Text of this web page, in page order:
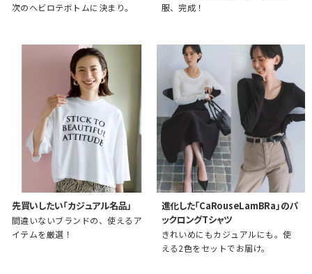
次のヘビロテボトムに決まり。
服、完成！
先買いしたい「カジュアル名品」
間違いないブランドの、使えるア
イテムを厳選！
進化した「CaRouseLamBRa」のパ
ックロングTシャツ
きれいめにもカジュアルにも。使
える2色をセットでお届け。